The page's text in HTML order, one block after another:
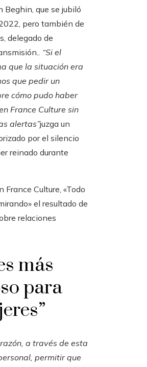
Beghin, que se jubiló
pero también de
delegado de
. “Si el
que la situación era
que pedir un
cómo pudo haber
France Culture sin
alertas”juzga un
por el silencio
reinado durante
France Culture, «Todo
el resultado de
relaciones
más
para
a través de esta
permitir que